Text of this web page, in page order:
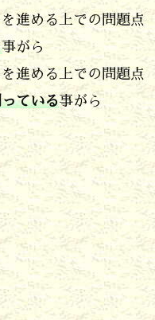
進める上での問題点
事がら
進める上での問題点
ている事がら